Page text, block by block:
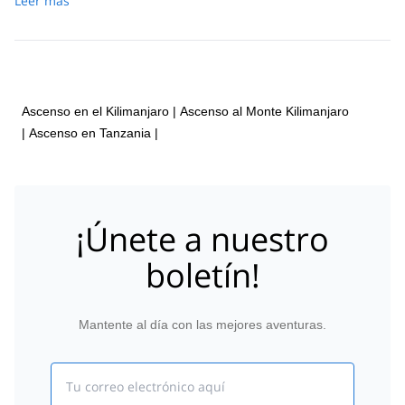
descanso sólido en el campamento.
Ascenso en el Kilimanjaro | Ascenso al Monte Kilimanjaro
| Ascenso en Tanzania |
¡Únete a nuestro
boletín!
Mantente al día con las mejores aventuras.